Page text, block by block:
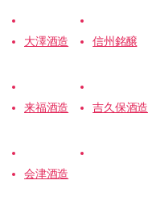
大澤酒造 信州銘醸
来福酒造 吉久保酒造
会津酒造